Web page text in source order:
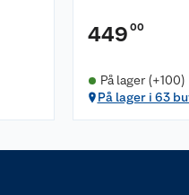
449 00
På lager (+100)
På lager i 63